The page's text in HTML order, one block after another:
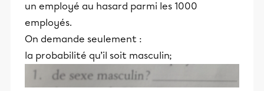
un employé au hasard parmi les 1000
employés.
On demande seulement :
la probabilité qu’il soit masculin;